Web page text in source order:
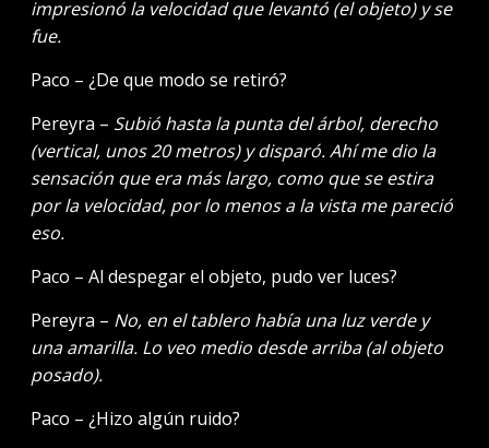
impresionó la velocidad que levantó (el objeto) y se
fue.
Paco – ¿De que modo se retiró?
Pereyra – Subió hasta la punta del árbol, derecho
(vertical, unos 20 metros) y disparó. Ahí me dio la
sensación que era más largo, como que se estira
por la velocidad, por lo menos a la vista me pareció
eso.
Paco – Al despegar el objeto, pudo ver luces?
Pereyra – No, en el tablero había una luz verde y
una amarilla. Lo veo medio desde arriba (al objeto
posado).
Paco – ¿Hizo algún ruido?